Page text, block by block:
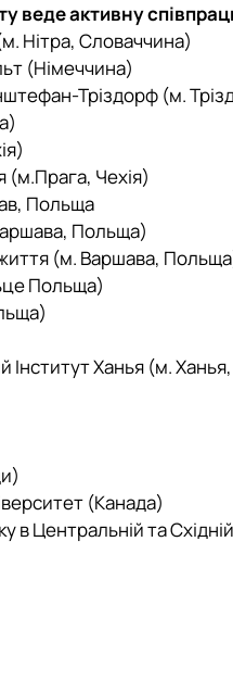
активну
Нітра, Словаччина)
(Німеччина)
Тріздорф (м.
(м.Прага, Чехія)
Польща
Польща)
(м. Варшава,
Польща)
Ханья (м. Ханья,
(Канада)
в Центральній та